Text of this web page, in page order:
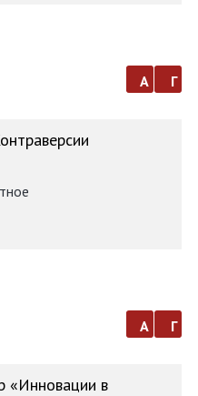
а г
а г
«Инновации в